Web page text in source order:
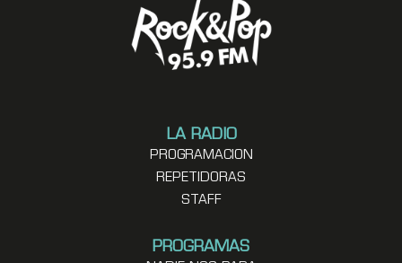
LA RADIO
PROGRAMACION
REPETIDORAS
STAFF
PROGRAMAS